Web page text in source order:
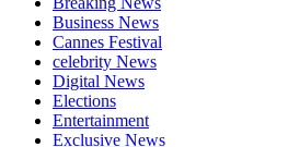
Business News
Cannes Festival
celebrity News
Digital News
Elections
Entertainment
Exclusive News